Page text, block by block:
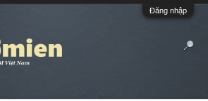
Đăng nhập